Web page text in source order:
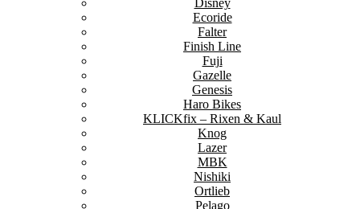
Disney
Ecoride
Falter
Finish Line
Fuji
Gazelle
Genesis
Haro Bikes
KLICKfix – Rixen & Kaul
Knog
Lazer
MBK
Nishiki
Ortlieb
Pelago